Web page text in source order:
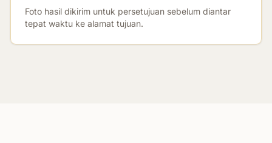
Foto hasil dikirim untuk persetujuan sebelum diantar
tepat waktu ke alamat tujuan.